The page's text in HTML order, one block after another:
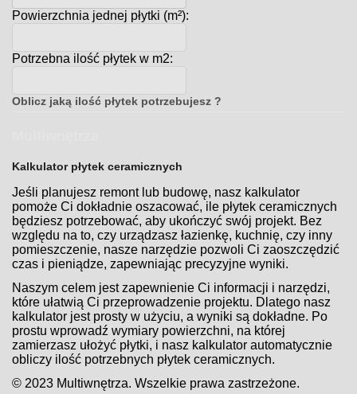
Powierzchnia jednej płytki (m²):
Potrzebna ilość płytek w m2:
Oblicz jaką ilość płytek potrzebujesz ?
Kalkulator płytek ceramicznych
Jeśli planujesz remont lub budowę, nasz kalkulator
pomoże Ci dokładnie oszacować, ile płytek ceramicznych
będziesz potrzebować, aby ukończyć swój projekt. Bez
względu na to, czy urządzasz łazienkę, kuchnię, czy inny
pomieszczenie, nasze narzędzie pozwoli Ci zaoszczędzić
czas i pieniądze, zapewniając precyzyjne wyniki.
Naszym celem jest zapewnienie Ci informacji i narzędzi,
które ułatwią Ci przeprowadzenie projektu. Dlatego nasz
kalkulator jest prosty w użyciu, a wyniki są dokładne. Po
prostu wprowadź wymiary powierzchni, na której
zamierzasz ułożyć płytki, i nasz kalkulator automatycznie
obliczy ilość potrzebnych płytek ceramicznych.
© 2023 Multiwnętrza. Wszelkie prawa zastrzeżone.